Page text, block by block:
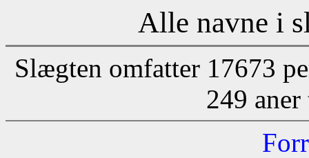
Alle navne i
Slægten omfatter 17673
249